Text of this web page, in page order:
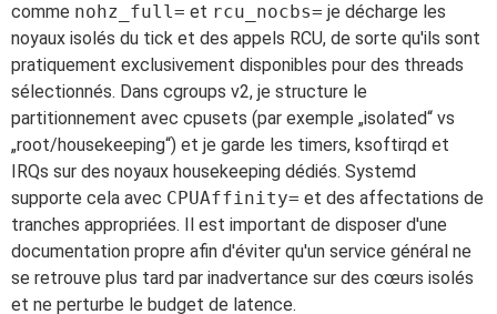
comme nohz_full= et rcu_nocbs= je décharge les
noyaux isolés du tick et des appels RCU, de sorte qu'ils sont
pratiquement exclusivement disponibles pour des threads
sélectionnés. Dans cgroups v2, je structure le
partitionnement avec cpusets (par exemple „isolated“ vs
„root/housekeeping“) et je garde les timers, ksoftirqd et
IRQs sur des noyaux housekeeping dédiés. Systemd
supporte cela avec CPUAffinity= et des affectations de
tranches appropriées. Il est important de disposer d'une
documentation propre afin d'éviter qu'un service général ne
se retrouve plus tard par inadvertance sur des cœurs isolés
et ne perturbe le budget de latence.